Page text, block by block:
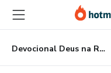
para
conteúdo
principal
para
pagamento
para
rodapé
Devocional Deus na Rotina: 7 dias para se reconectar